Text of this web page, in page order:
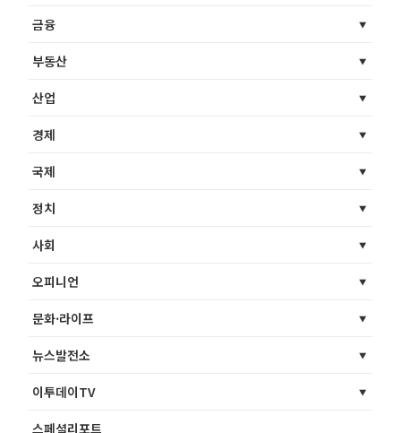
금융
부동산
산업
경제
국제
정치
사회
오피니언
문화·라이프
뉴스발전소
이투데이TV
스페셜리포트